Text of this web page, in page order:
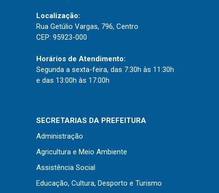
Localização:
Rua Getúlio Vargas, 796, Centro
CEP: 95923-000
Horários de Atendimento:
Segunda a sexta-feira, das 7:30h às 11:30h
e das 13:00h às 17:00h
SECRETARIAS DA PREFEITURA
Administração
Agricultura e Meio Ambiente
Assistência Social
Educação, Cultura, Desporto e Turismo